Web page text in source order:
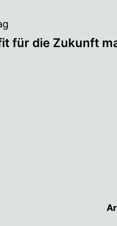
für die Zukunft